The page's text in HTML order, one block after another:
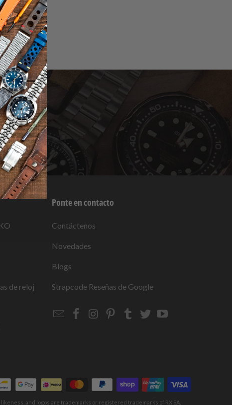
de reloj
Ponte en contacto
Contáctenos
Novedades
Blogs
Strapcode Reseñas de Google
EmailStrapcode
Strapcode
Strapcode
Strapcode
Strapcode
and logos are trademarks or registered trademarks of RX SA,